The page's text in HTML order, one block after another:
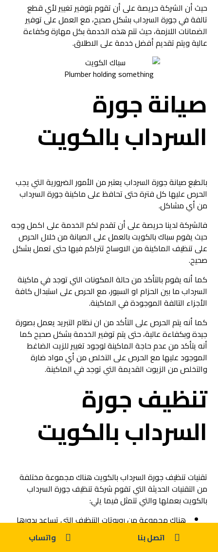
حيث أن الشركة حريصة على أن تقوم بتوفير تغيير لأي قطع
تالفة في جورة السرداب بشكل صحيح، مع العمل على توفير
الضمانات اللازمة، حيث تتم هذه الخدمة بكل مهارة وكفاءة
عالية ويتم تقديم أفضل خدمة على الاطلاق.
Plumber holding something
صيانة جورة
السرداب بالكويت
بالطبع صيانة جورة السرداب يعتبر من الأمور الضرورية التي يجب
الحرص عليها كل فترة حتى تحافظ على ماكينة جورة السرداب
من أي مشاكل.
فالشركة لدينا حريصة على أن تقدم لكم الخدمة على اكمل وجه
حيث يقوم سباك بالكويت بالعمل على الصيانة من خلال الحرص
على تنظيف الماكينة من الاوساخ تتراكم فيها حتى تعمل بشكل
صحيح.
كما أنه يقوم بالتأكد من حالة المكونات التي توجد في ماكينة
السرداب ما بين الحزام او السيور، مع الحرص على استبدال كافة
الأجزاء التالفة الموجودة في الماكينة.
كما أنه يتم الحرص على التأكد من ان نظام التبريد يعمل بصورة
جيدة وبكفاءة عالية، حتى يتم توفير الخدمة بشكل صحيح كما
أنه يتأكد من عدم حاجة الماكينة لوجود تغيير للزيت الضاغط
الموجود عليها مع الحرص على التخلص من أي مواد ضارة
والتخلص من الزيوت القديمة التي توجد في الماكينة.
تنظيف جورة
السرداب بالكويت
تقنيات تنظيف جورة السرداب بالكويت هناك مجموعة مختلفة
من التقنيات الحديثة التي تقوم شركة تنظيف جورة السرداب
بالكويت بعملها والتي تتمثل فيما يلي:
هناك مجموعة من روبوتات التنظيف التي تساعد بدورها
في تنظيف قرة السرداب بصورة رائعة حيث انها تكون
مصممة فقط لتنظيف غرفة السرداب، مما يجعلها من
اتصل بنا واتساب